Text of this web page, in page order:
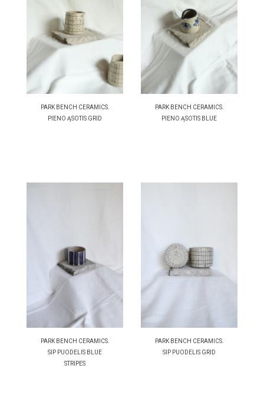
PARK BENCH CERAMICS.
PIENO ĄSOTIS GRID
PARK BENCH CERAMICS.
PIENO ĄSOTIS BLUE
PARK BENCH CERAMICS.
SIP PUODELIS BLUE
STRIPES
PARK BENCH CERAMICS.
SIP PUODELIS GRID